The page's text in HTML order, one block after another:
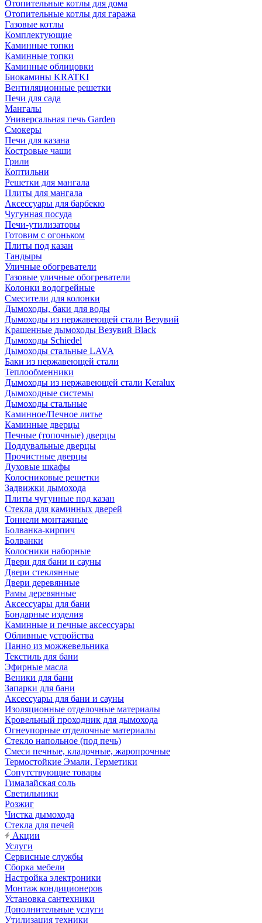
Отопительные котлы для дома
Отопительные котлы для гаража
Газовые котлы
Комплектующие
Каминные топки
Каминные топки
Каминные облицовки
Биокамины KRATKI
Вентиляционные решетки
Печи для сада
Мангалы
Универсальная печь Garden
Смокеры
Печи для казана
Костровые чаши
Грили
Коптильни
Решетки для мангала
Плиты для мангала
Аксессуары для барбекю
Чугунная посуда
Печи-утилизаторы
Готовим с огоньком
Плиты под казан
Тандыры
Уличные обогреватели
Газовые уличные обогреватели
Колонки водогрейные
Смесители для колонки
Дымоходы, баки для воды
Дымоходы из нержавеющей стали Везувий
Крашенные дымоходы Везувий Black
Дымоходы Schiedel
Дымоходы стальные LAVA
Баки из нержавеющей стали
Теплообменники
Дымоходы из нержавеющей стали Keralux
Дымоходные системы
Дымоходы стальные
Каминное/Печное литье
Каминные дверцы
Печные (топочные) дверцы
Поддувальные дверцы
Прочистные дверцы
Духовые шкафы
Колосниковые решетки
Задвижки дымохода
Плиты чугунные под казан
Стекла для каминных дверей
Тоннели монтажные
Болванка-кирпич
Болванки
Колосники наборные
Двери для бани и сауны
Двери стеклянные
Двери деревянные
Рамы деревянные
Аксессуары для бани
Бондарные изделия
Каминные и печные аксессуары
Обливные устройства
Панно из можжевельника
Текстиль для бани
Эфирные масла
Веники для бани
Запарки для бани
Аксессуары для бани и сауны
Изоляционные отделочные материалы
Кровельный проходник для дымохода
Огнеупорные отделочные материалы
Стекло напольное (под печь)
Смеси печные, кладочные, жаропрочные
Термостойкие Эмали, Герметики
Сопутствующие товары
Гималайская соль
Светильники
Розжиг
Чистка дымохода
Стекла для печей
Акции
Услуги
Сервисные службы
Сборка мебели
Настройка электроники
Монтаж кондиционеров
Установка сантехники
Дополнительные услуги
Утилизация техники